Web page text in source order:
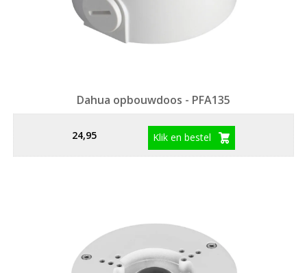
Dahua opbouwdoos - PFA135
24,95 Klik en bestel